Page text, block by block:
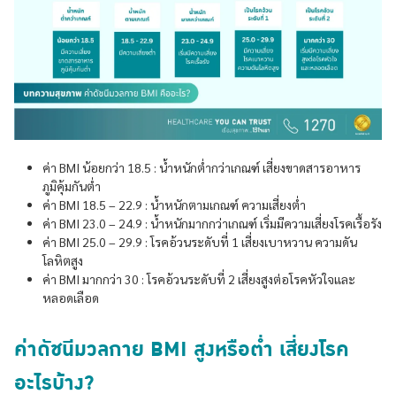
ค่า BMI น้อยกว่า 18.5 : น้ำหนักต่ำกว่าเกณฑ์ เสี่ยงขาดสารอาหาร
ภูมิคุ้มกันต่ำ
ค่า BMI 18.5 – 22.9 : น้ำหนักตามเกณฑ์ ความเสี่ยงต่ำ
ค่า BMI 23.0 – 24.9 : น้ำหนักมากกว่าเกณฑ์ เริ่มมีความเสี่ยงโรคเรื้อรัง
ค่า BMI 25.0 – 29.9 : โรคอ้วนระดับที่ 1 เสี่ยงเบาหวาน ความดัน
โลหิตสูง
ค่า BMI มากกว่า 30 : โรคอ้วนระดับที่ 2 เสี่ยงสูงต่อโรคหัวใจและ
หลอดเลือด
ค่าดัชนีมวลกาย BMI สูงหรือต่ำ เสี่ยงโรค
อะไรบ้าง?